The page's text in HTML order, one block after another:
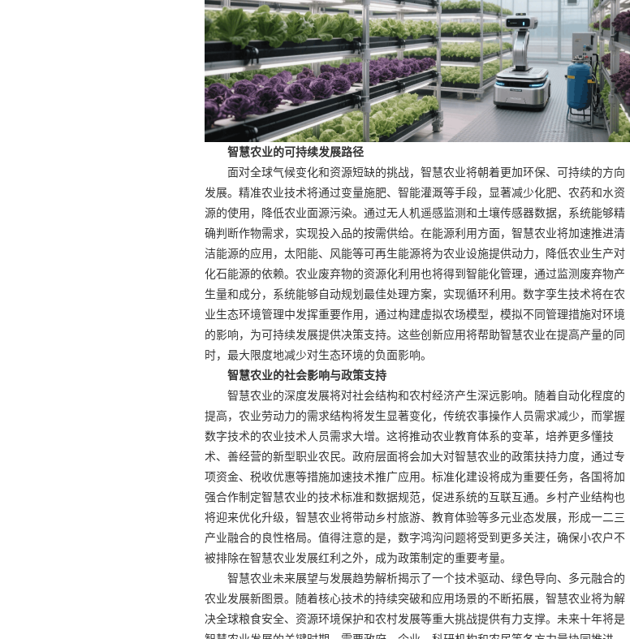
智慧农业的可持续发展路径
面对全球气候变化和资源短缺的挑战，智慧农业将朝着更加环保、可持续的方向
发展。精准农业技术将通过变量施肥、智能灌溉等手段，显著减少化肥、农药和水资
源的使用，降低农业面源污染。通过无人机遥感监测和土壤传感器数据，系统能够精
确判断作物需求，实现投入品的按需供给。在能源利用方面，智慧农业将加速推进清
洁能源的应用，太阳能、风能等可再生能源将为农业设施提供动力，降低农业生产对
化石能源的依赖。农业废弃物的资源化利用也将得到智能化管理，通过监测废弃物产
生量和成分，系统能够自动规划最佳处理方案，实现循环利用。数字孪生技术将在农
业生态环境管理中发挥重要作用，通过构建虚拟农场模型，模拟不同管理措施对环境
的影响，为可持续发展提供决策支持。这些创新应用将帮助智慧农业在提高产量的同
时，最大限度地减少对生态环境的负面影响。
智慧农业的社会影响与政策支持
智慧农业的深度发展将对社会结构和农村经济产生深远影响。随着自动化程度的
提高，农业劳动力的需求结构将发生显著变化，传统农事操作人员需求减少，而掌握
数字技术的农业技术人员需求大增。这将推动农业教育体系的变革，培养更多懂技
术、善经营的新型职业农民。政府层面将会加大对智慧农业的政策扶持力度，通过专
项资金、税收优惠等措施加速技术推广应用。标准化建设将成为重要任务，各国将加
强合作制定智慧农业的技术标准和数据规范，促进系统的互联互通。乡村产业结构也
将迎来优化升级，智慧农业将带动乡村旅游、教育体验等多元业态发展，形成一二三
产业融合的良性格局。值得注意的是，数字鸿沟问题将受到更多关注，确保小农户不
被排除在智慧农业发展红利之外，成为政策制定的重要考量。
智慧农业未来展望与发展趋势解析揭示了一个技术驱动、绿色导向、多元融合的
农业发展新图景。随着核心技术的持续突破和应用场景的不断拓展，智慧农业将为解
决全球粮食安全、资源环境保护和农村发展等重大挑战提供有力支撑。未来十年将是